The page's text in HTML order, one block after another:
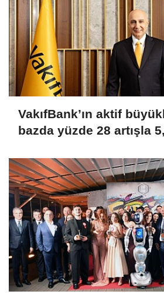
VakıfBank’ın aktif
bazda yüzde 28 artışla